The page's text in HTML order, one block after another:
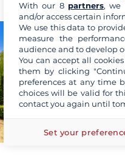
Bruges
Am
durch
Brügge
flämische
Boot
Frühstück
With our 8 partners, we
and/or access certain
We use this data to
measure the
audience and to develop
You can accept all
them by clicking
preferences at any time
choices will be valid for
contact you again until
Set your